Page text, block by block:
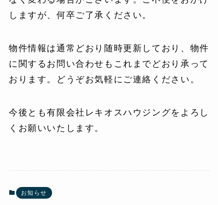
しますが、何卒ご了承ください。
物件情報は通常どおり随時更新しており、物件
に関するお問い合わせもこれまでどおり承って
おります。どうぞお気軽にご連絡ください。
今後とも有限会社レキオスハウジングをよろし
くお願いいたします。
お知らせ